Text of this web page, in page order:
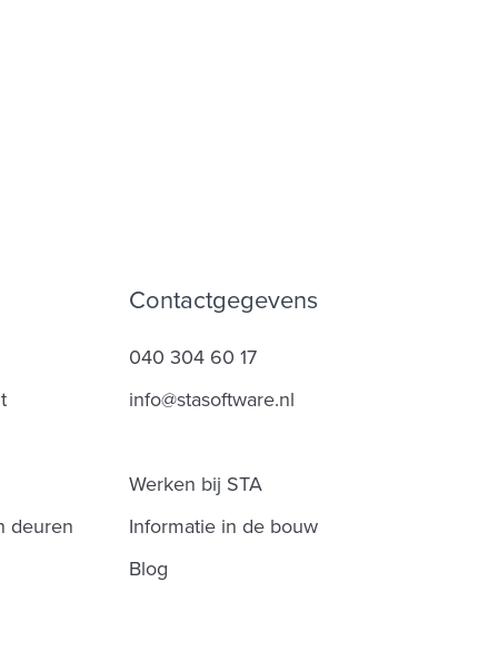
deuren
Contactgegevens
040 304 60 17
info@stasoftware.nl
Werken bij STA
Informatie in de bouw
Blog